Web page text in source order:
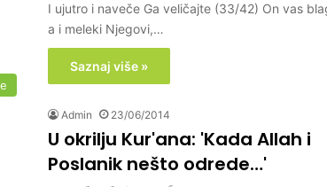
I ujutro i naveče Ga veličajte (33/42) On vas
a i meleki Njegovi,…
Saznaj više »
Admin 23/06/2014
U okrilju Kur'ana: 'Kada Allah i
Poslanik nešto odrede…'